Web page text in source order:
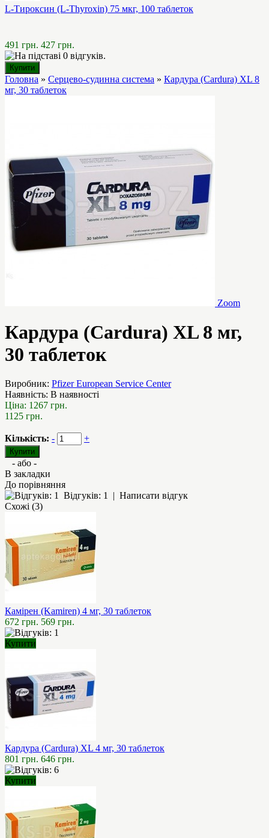
L-Тироксин (L-Thyroxin) 75 мкг, 100 таблеток
491 грн. 427 грн.
Головна » Серцево-судинна система » Кардура (Cardura) XL 8
мг, 30 таблеток
Zoom
Кардура (Cardura) XL 8 мг,
30 таблеток
Виробник: Pfizer European Service Center
Наявність: В наявності
Ціна: 1267 грн.
1125 грн.
Кількість: - +
- або -
В закладки
До порівняння
Відгуків: 1 | Написати відгук
Схожі (3)
Камірен (Kamiren) 4 мг, 30 таблеток
672 грн. 569 грн.
Купити
Кардура (Cardura) XL 4 мг, 30 таблеток
801 грн. 646 грн.
Купити